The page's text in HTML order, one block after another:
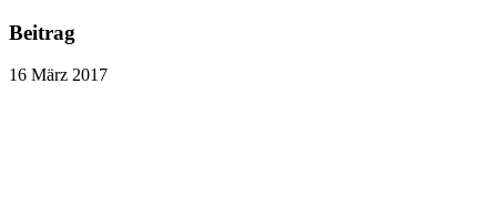
Beitrag
16 März 2017